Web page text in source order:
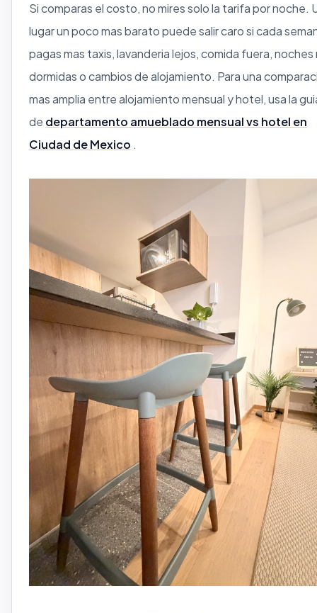
Si comparas el costo, no mires solo la tarifa por noche.
lugar un poco mas barato puede salir caro si cada
pagas mas taxis, lavanderia lejos, comida fuera, noches
dormidas o cambios de alojamiento. Para una
mas amplia entre alojamiento mensual y hotel, usa la
de departamento amueblado mensual vs hotel en
Ciudad de Mexico .